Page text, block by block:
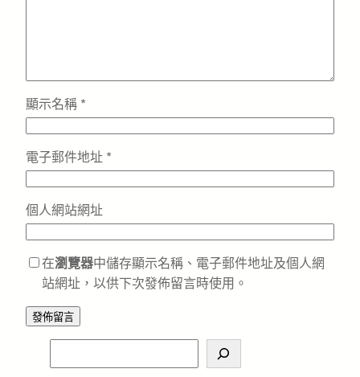
顯示名稱 *
電子郵件地址 *
個人網站網址
在瀏覽器中儲存顯示名稱、電子郵件地址及個人網
站網址，以供下次發佈留言時使用。
e